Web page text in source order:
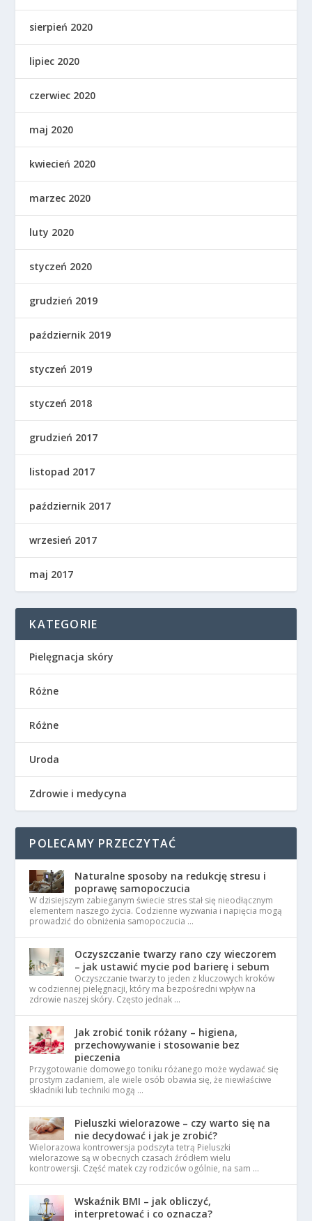
sierpień 2020
lipiec 2020
czerwiec 2020
maj 2020
kwiecień 2020
marzec 2020
luty 2020
styczeń 2020
grudzień 2019
październik 2019
styczeń 2019
styczeń 2018
grudzień 2017
listopad 2017
październik 2017
wrzesień 2017
maj 2017
KATEGORIE
Pielęgnacja skóry
Różne
Różne
Uroda
Zdrowie i medycyna
POLECAMY PRZECZYTAĆ
Naturalne sposoby na redukcję stresu i
poprawę samopoczucia
W dzisiejszym zabieganym świecie stres stał się nieodłącznym
elementem naszego życia. Codzienne wyzwania i napięcia mogą
prowadzić do obniżenia samopoczucia …
Oczyszczanie twarzy rano czy wieczorem
– jak ustawić mycie pod barierę i sebum
Oczyszczanie twarzy to jeden z kluczowych kroków
w codziennej pielęgnacji, który ma bezpośredni wpływ na
zdrowie naszej skóry. Często jednak …
Jak zrobić tonik różany – higiena,
przechowywanie i stosowanie bez
pieczenia
Przygotowanie domowego toniku różanego może wydawać się
prostym zadaniem, ale wiele osób obawia się, że niewłaściwe
składniki lub techniki mogą …
Pieluszki wielorazowe – czy warto się na
nie decydować i jak je zrobić?
Wielorazowa kontrowersja podszyta tetrą Pieluszki
wielorazowe są w obecnych czasach źródłem wielu
kontrowersji. Część matek czy rodziców ogólnie, na sam …
Wskaźnik BMI – jak obliczyć,
interpretować i co oznacza?